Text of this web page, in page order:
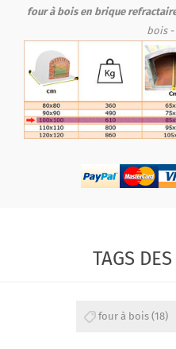
four à bois en brique
bois -
TAGS
four à bois (18)